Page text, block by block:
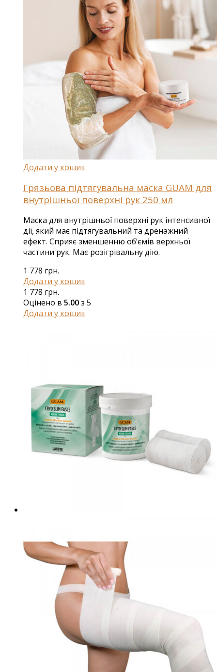
Додати у кошик
Грязьова підтягувальна маска GUAM для
внутрішньої поверхні рук 250 мл
Маска для внутрішньої поверхні рук інтенсивної
дії, який має підтягувальний та дренажний
ефект. Сприяє зменшенню об’ємів верхньої
частини рук. Має розігрівальну дію.
1 778 грн.
Додати у кошик
1 778 грн.
Оцінено в 5.00з 5
Додати у кошик